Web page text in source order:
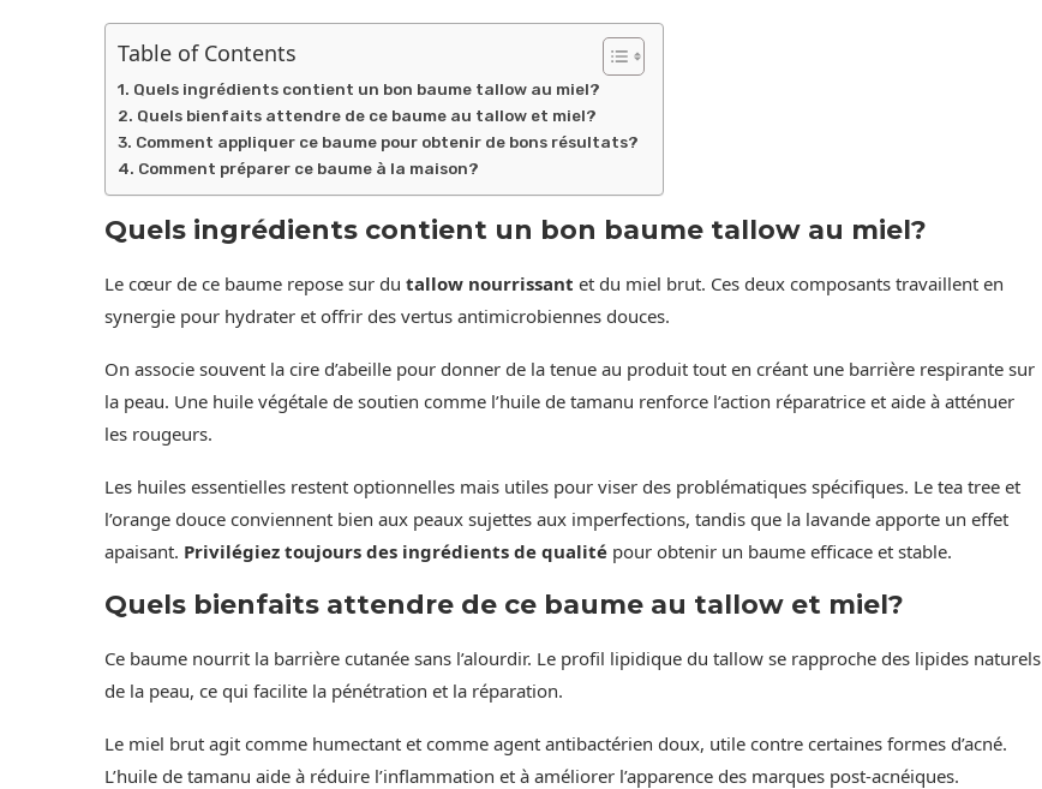
Table of Contents
Quels ingrédients contient un bon baume tallow au miel?
Quels bienfaits attendre de ce baume au tallow et miel?
Comment appliquer ce baume pour obtenir de bons résultats?
Comment préparer ce baume à la maison?
Quels ingrédients contient un bon baume tallow au miel?
Le cœur de ce baume repose sur du tallow nourrissant et du miel brut. Ces deux composants travaillent en
synergie pour hydrater et offrir des vertus antimicrobiennes douces.
On associe souvent la cire d’abeille pour donner de la tenue au produit tout en créant une barrière respirante sur
la peau. Une huile végétale de soutien comme l’huile de tamanu renforce l’action réparatrice et aide à atténuer
les rougeurs.
Les huiles essentielles restent optionnelles mais utiles pour viser des problématiques spécifiques. Le tea tree et
l’orange douce conviennent bien aux peaux sujettes aux imperfections, tandis que la lavande apporte un effet
apaisant. Privilégiez toujours des ingrédients de qualité pour obtenir un baume efficace et stable.
Quels bienfaits attendre de ce baume au tallow et miel?
Ce baume nourrit la barrière cutanée sans l’alourdir. Le profil lipidique du tallow se rapproche des lipides naturels
de la peau, ce qui facilite la pénétration et la réparation.
Le miel brut agit comme humectant et comme agent antibactérien doux, utile contre certaines formes d’acné.
L’huile de tamanu aide à réduire l’inflammation et à améliorer l’apparence des marques post-acnéiques.